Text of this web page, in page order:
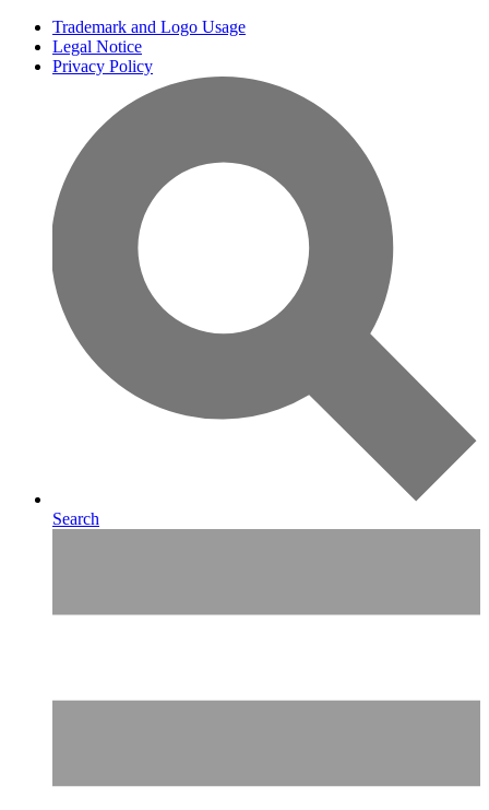
Trademark and Logo Usage
Legal Notice
Privacy Policy
Search